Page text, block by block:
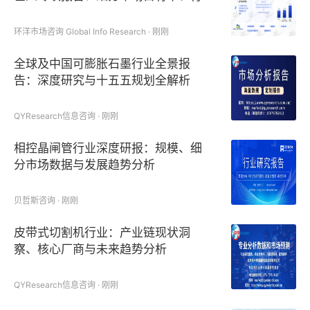
环洋市场咨询 Global Info Research · 刚刚
全球及中国可膨胀石墨行业全景报
告：深度研究与十五五规划全解析
QYResearch信息咨询 · 刚刚
相控晶闸管行业深度研报：规模、细
分市场数据与发展趋势分析
贝哲斯咨询 · 刚刚
皮带式切割机行业：产业链现状洞
察、核心厂商与未来趋势分析
QYResearch信息咨询 · 刚刚